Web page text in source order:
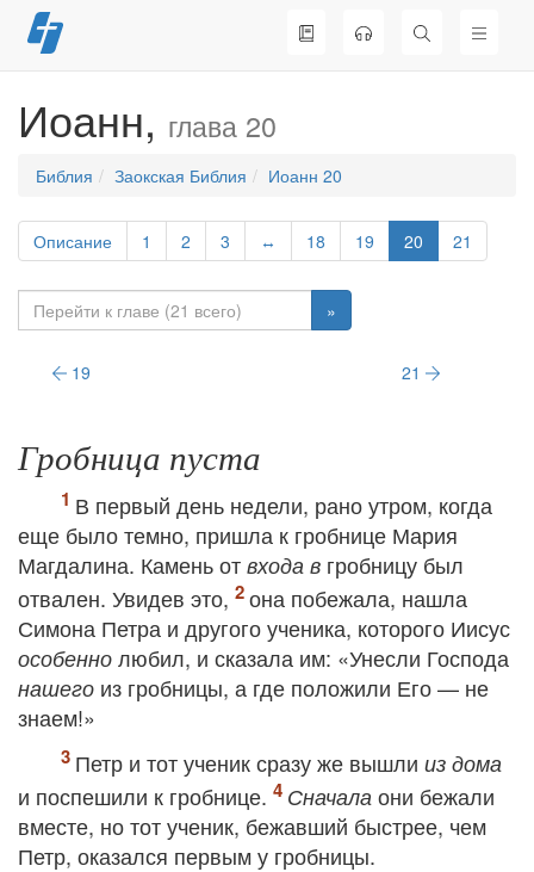
Перейти
к
Иоанн, глава 20
Библия Заокская Библия Иоанн 20
Описание 1 2 3 ↔ 18 19 20 21
»
19 21
Гробница пуста
В первый день недели, рано утром, когда
еще было темно, пришла к гробнице Мария
Магдалина. Камень от входа в гробницу был
отвален. Увидев это,
она побежала, нашла
Симона Петра и другого ученика, которого Иисус
особенно любил, и сказала им: «Унесли Господа
нашего из гробницы, а где положили Его — не
знаем!»
Петр и тот ученик сразу же вышли из дома
и поспешили к гробнице. Сначала они бежали
вместе, но тот ученик, бежавший быстрее, чем
Петр, оказался первым у гробницы.